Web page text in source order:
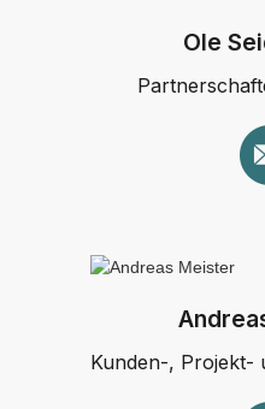
Ole
Kunden-, Projekt-